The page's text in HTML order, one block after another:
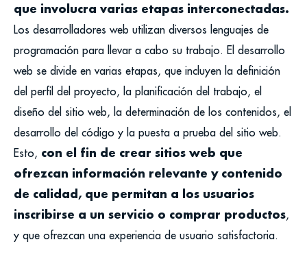
que involucra varias etapas interconectadas.
Los desarrolladores web utilizan diversos lenguajes de
programación para llevar a cabo su trabajo. El desarrollo
web se divide en varias etapas, que incluyen la definición
del perfil del proyecto, la planificación del trabajo, el
diseño del sitio web, la determinación de los contenidos, el
desarrollo del código y la puesta a prueba del sitio web.
Esto, con el fin de crear sitios web que
ofrezcan información relevante y contenido
de calidad, que permitan a los usuarios
inscribirse a un servicio o comprar productos,
y que ofrezcan una experiencia de usuario satisfactoria.